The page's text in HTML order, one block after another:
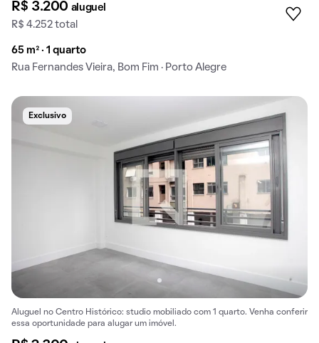
R$ 3.200 aluguel
R$ 4.252 total
65 m² · 1 quarto
Rua Fernandes Vieira, Bom Fim · Porto Alegre
Exclusivo
Aluguel no Centro Histórico: studio mobiliado com 1 quarto. Venha conferir
essa oportunidade para alugar um imóvel.